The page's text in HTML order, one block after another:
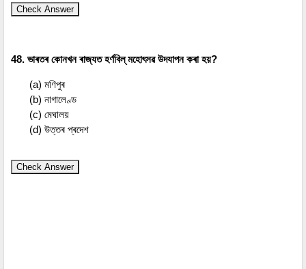
Check Answer
48. ভাৰতৰ কোনখন ৰাজ্যত হৰ্ণবিল্ মহোৎসৱ উদযাপন কৰা হয়?
(a) মণিপুৰ
(b) নাগালেণ্ড
(c) মেঘালয়
(d) উত্তৰ প্ৰদেশ
Check Answer